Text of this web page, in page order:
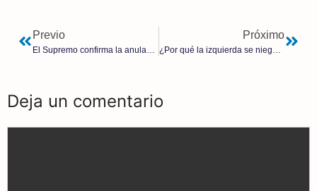
Previo Próximo
Deja un comentario